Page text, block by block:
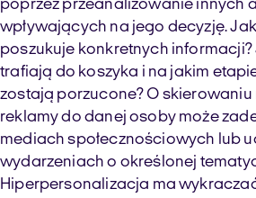
poprzez przeanalizowanie innych
wpływających na jego decyzję.
poszukuje konkretnych
trafiają do koszyka i na jakim
zostają porzucone? O
reklamy do danej osoby może
mediach społecznościowych lub
wydarzeniach o określonej
Hiperpersonalizacja ma